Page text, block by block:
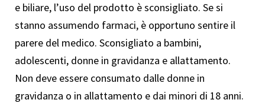
e biliare, l’uso del prodotto è sconsigliato. Se si
stanno assumendo farmaci, è opportuno sentire il
parere del medico. Sconsigliato a bambini,
adolescenti, donne in gravidanza e allattamento.
Non deve essere consumato dalle donne in
gravidanza o in allattamento e dai minori di 18 anni.